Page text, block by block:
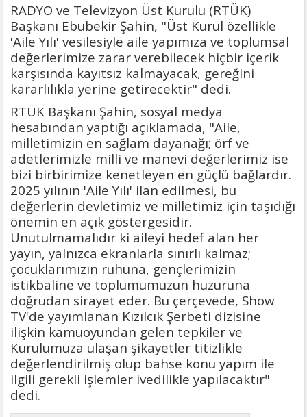
RADYO ve Televizyon Üst Kurulu (RTÜK)
Başkanı Ebubekir Şahin, "Üst Kurul özellikle
'Aile Yılı' vesilesiyle aile yapımıza ve toplumsal
değerlerimize zarar verebilecek hiçbir içerik
karşısında kayıtsız kalmayacak, gereğini
kararlılıkla yerine getirecektir" dedi.
RTÜK Başkanı Şahin, sosyal medya
hesabından yaptığı açıklamada, "Aile,
milletimizin en sağlam dayanağı; örf ve
adetlerimizle milli ve manevi değerlerimiz ise
bizi birbirimize kenetleyen en güçlü bağlardır.
2025 yılının 'Aile Yılı' ilan edilmesi, bu
değerlerin devletimiz ve milletimiz için taşıdığı
önemin en açık göstergesidir.
Unutulmamalıdır ki aileyi hedef alan her
yayın, yalnızca ekranlarla sınırlı kalmaz;
çocuklarımızın ruhuna, gençlerimizin
istikbaline ve toplumumuzun huzuruna
doğrudan sirayet eder. Bu çerçevede, Show
TV'de yayımlanan Kızılcık Şerbeti dizisine
ilişkin kamuoyundan gelen tepkiler ve
Kurulumuza ulaşan şikayetler titizlikle
değerlendirilmiş olup bahse konu yapım ile
ilgili gerekli işlemler ivedilikle yapılacaktır"
dedi.